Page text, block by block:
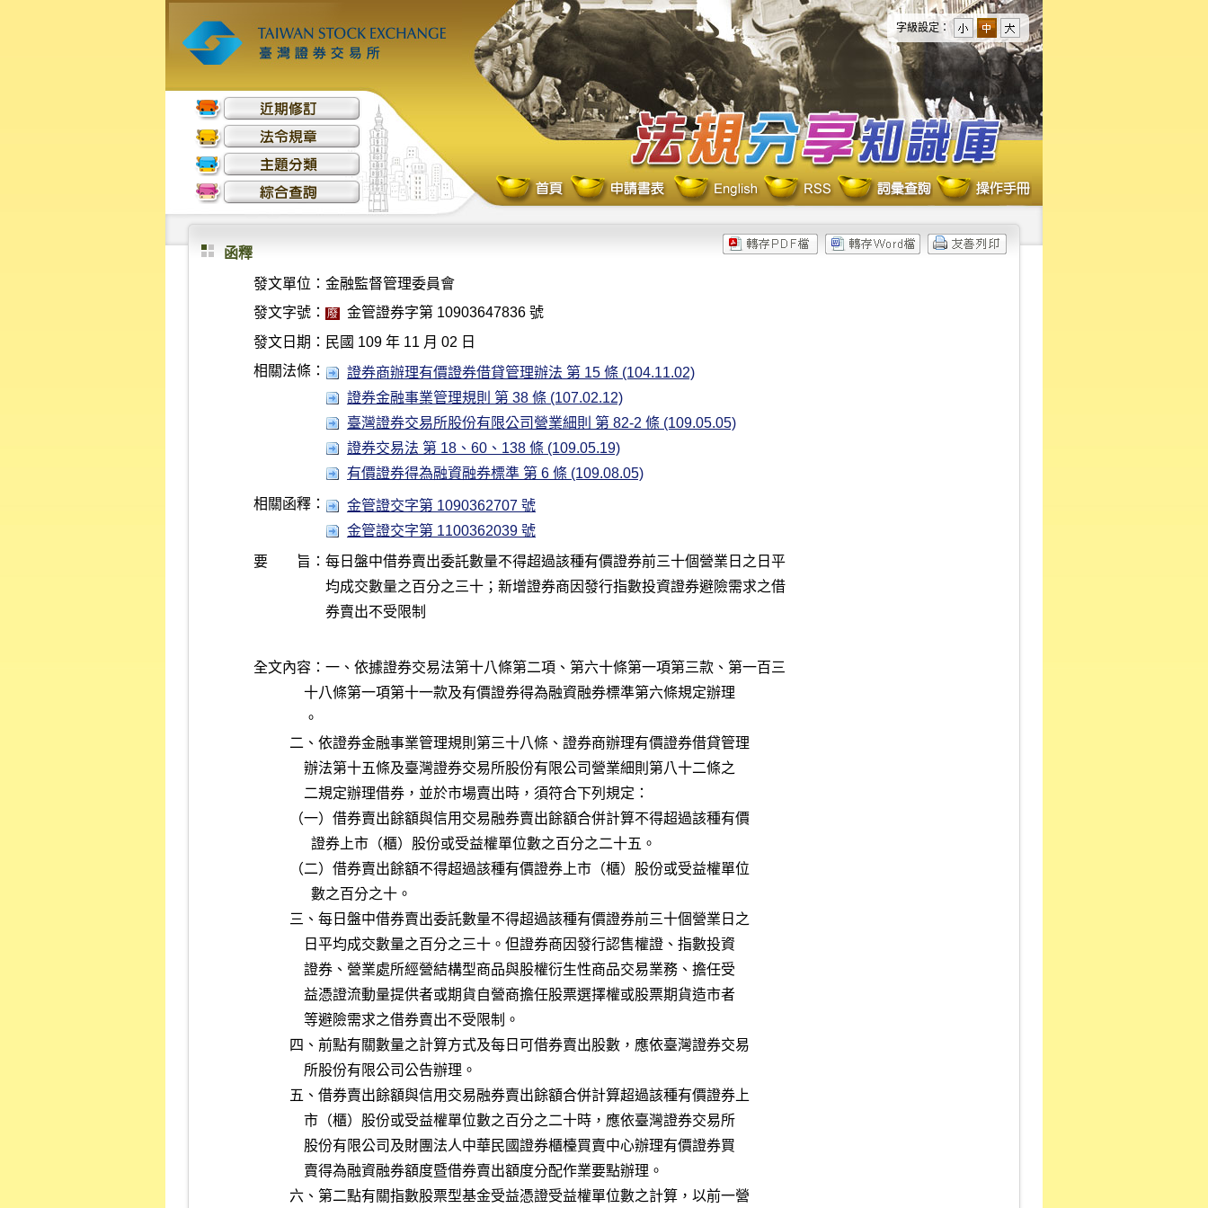
字級設定：
函釋
發文單位： 金融監督管理委員會
發文字號： 廢
金管證券字第 10903647836 號
發文日期： 民國 109 年 11 月 02 日
相關法條：
證券商辦理有價證券借貸管理辦法 第 15 條 (104.11.02)
證券金融事業管理規則 第 38 條 (107.02.12)
臺灣證券交易所股份有限公司營業細則 第 82-2 條 (109.05.05)
證券交易法 第 18、60、138 條 (109.05.19)
有價證券得為融資融券標準 第 6 條 (109.08.05)
相關函釋：
金管證交字第 1090362707 號
金管證交字第 1100362039 號
要 旨： 每日盤中借券賣出委託數量不得超過該種有價證券前三十個營業日之日平
均成交數量之百分之三十；新增證券商因發行指數投資證券避險需求之借
全文內容：一、依據證券交易法第十八條第二項、第六十條第一項第三款、第一百三
              十八條第一項第十一款及有價證券得為融資融券標準第六條規定辦理
              。
          二、依證券金融事業管理規則第三十八條、證券商辦理有價證券借貸管理
              辦法第十五條及臺灣證券交易所股份有限公司營業細則第八十二條之
              二規定辦理借券，並於市場賣出時，須符合下列規定：
          （一）借券賣出餘額與信用交易融券賣出餘額合併計算不得超過該種有價
                證券上市（櫃）股份或受益權單位數之百分之二十五。
          （二）借券賣出餘額不得超過該種有價證券上市（櫃）股份或受益權單位
                數之百分之十。
          三、每日盤中借券賣出委託數量不得超過該種有價證券前三十個營業日之
              日平均成交數量之百分之三十。但證券商因發行認售權證、指數投資
              證券、營業處所經營結構型商品與股權衍生性商品交易業務、擔任受
              益憑證流動量提供者或期貨自營商擔任股票選擇權或股票期貨造市者
              等避險需求之借券賣出不受限制。
          四、前點有關數量之計算方式及每日可借券賣出股數，應依臺灣證券交易
              所股份有限公司公告辦理。
          五、借券賣出餘額與信用交易融券賣出餘額合併計算超過該種有價證券上
              市（櫃）股份或受益權單位數之百分之二十時，應依臺灣證券交易所
              股份有限公司及財團法人中華民國證券櫃檯買賣中心辦理有價證券買
              賣得為融資融券額度暨借券賣出額度分配作業要點辦理。
          六、第二點有關指數股票型基金受益憑證受益權單位數之計算，以前一營